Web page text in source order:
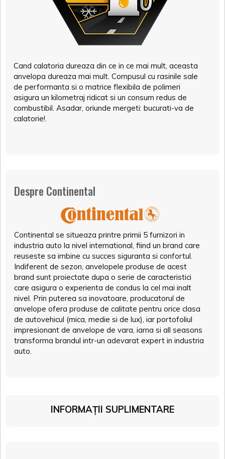
Cand calatoria dureaza din ce in ce mai mult, aceasta
anvelopa dureaza mai mult. Compusul cu rasinile sale
de performanta si o matrice flexibila de polimeri
asigura un kilometraj ridicat si un consum redus de
combustibil. Asadar, oriunde mergeti: bucurati-va de
calatorie!.
Despre Continental
Continental se situeaza printre primii 5 furnizori in
industria auto la nivel international, fiind un brand care
reuseste sa imbine cu succes siguranta si confortul.
Indiferent de sezon, anvelopele produse de acest
brand sunt proiectate dupa o serie de caracteristici
care asigura o experienta de condus la cel mai inalt
nivel. Prin puterea sa inovatoare, producatorul de
anvelope ofera produse de calitate pentru orice clasa
de autovehicul (mica, medie si de lux), iar portofoliul
impresionant de anvelope de vara, iarna si all seasons
transforma brandul intr-un adevarat expert in industria
auto.
INFORMAȚII SUPLIMENTARE